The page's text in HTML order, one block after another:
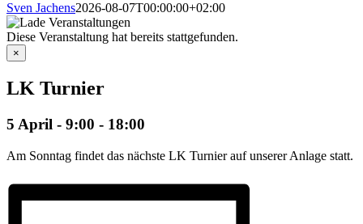
Sven Jachens2026-08-07T00:00:00+02:00
Diese Veranstaltung hat bereits stattgefunden.
×
LK Turnier
5 April - 9:00 - 18:00
Am Sonntag findet das nächste LK Turnier auf unserer Anlage statt.